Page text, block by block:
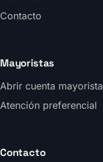
Contacto
Mayoristas
Abrir cuenta mayorista
Atención preferencial
Contacto